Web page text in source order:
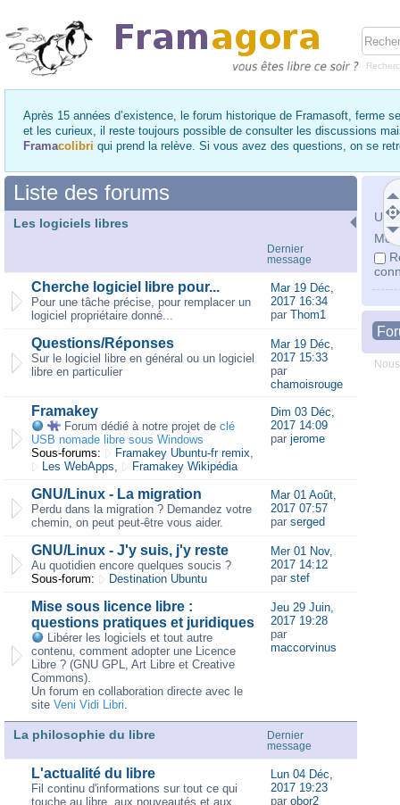
Après 15 années d’existence, le forum historique de Framasoft, ferme
et les curieux, il reste toujours possible de consulter les discussions
Framacolibri qui prend la relève. Si vous avez des questions, on se
Mot
Liste des forums
Les logiciels libres
Dernier
message
Cherche logiciel libre pour...
Pour une tâche précise, pour remplacer un
logiciel propriétaire donné...
Mar 19 Déc,
2017 16:34
par Thom1
Questions/Réponses
Sur le logiciel libre en général ou un logiciel
libre en particulier
Mar 19 Déc,
2017 15:33
par
chamoisrouge
Framakey
Forum dédié à notre projet de clé
USB nomade libre sous Windows
Sous-forums:
Framakey Ubuntu-fr remix,
Les WebApps, Framakey Wikipédia
Dim 03 Déc,
2017 14:09
par jerome
GNU/Linux - La migration
Perdu dans la migration ? Demandez votre
chemin, on peut peut-être vous aider.
Mar 01 Août,
2017 07:57
par serged
GNU/Linux - J'y suis, j'y reste
Au quotidien encore quelques soucis ?
Sous-forum:
Destination Ubuntu
Mer 01 Nov,
2017 14:12
par stef
Mise sous licence libre :
questions pratiques et juridiques
Libérer les logiciels et tout autre
contenu, comment adopter une Licence
Libre ? (GNU GPL, Art Libre et Creative
Commons).
Un forum en collaboration directe avec le
site Veni Vidi Libri.
Jeu 29 Juin,
2017 19:28
par
maccorvinus
La philosophie du libre
Dernier
message
L'actualité du libre
Fil continu d'informations sur tout ce qui
touche au libre, aux nouveautés et aux
Lun 04 Déc,
2017 19:23
par obor2